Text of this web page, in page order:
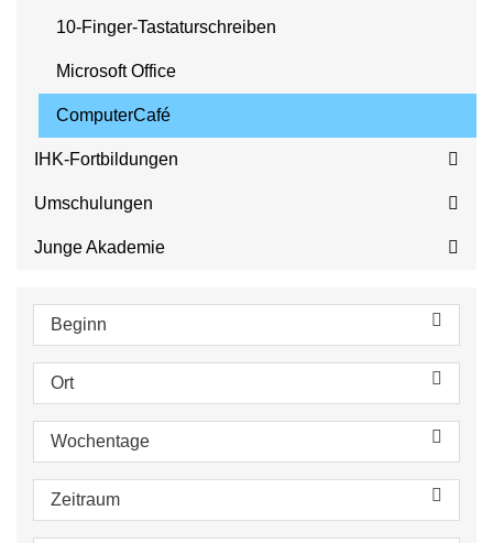
10-Finger-Tastaturschreiben
Microsoft Office
ComputerCafé
IHK-Fortbildungen
Umschulungen
Junge Akademie
Beginn
Ort
Wochentage
Zeitraum